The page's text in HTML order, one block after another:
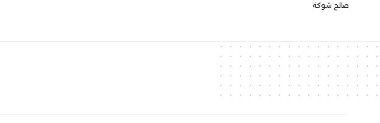
صالح شوكة